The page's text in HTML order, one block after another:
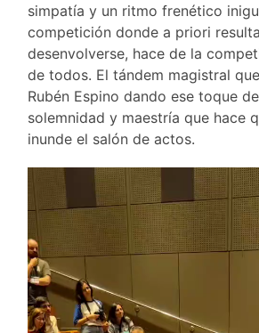
simpatía y un ritmo frenético
competición donde a priori
desenvolverse, hace de la
de todos. El tándem magistral
Rubén Espino dando ese toque
solemnidad y maestría que hace
inunde el salón de actos.
Reproductor
vídeo